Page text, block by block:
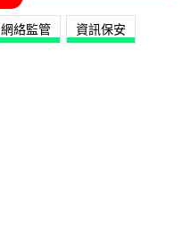
網絡監管
資訊保安